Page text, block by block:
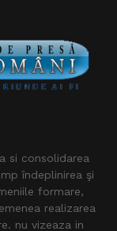
si consolidarea
îndeplinirea şi
formare,
realizarea
nu vizeaza in